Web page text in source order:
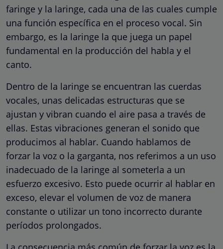
faringe y la laringe, cada una de las cuales cumple
una función específica en el proceso vocal. Sin
embargo, es la laringe la que juega un papel
fundamental en la producción del habla y el
canto.
Dentro de la laringe se encuentran las cuerdas
vocales, unas delicadas estructuras que se
ajustan y vibran cuando el aire pasa a través de
ellas. Estas vibraciones generan el sonido que
producimos al hablar. Cuando hablamos de
forzar la voz o la garganta, nos referimos a un uso
inadecuado de la laringe al someterla a un
esfuerzo excesivo. Esto puede ocurrir al hablar en
exceso, elevar el volumen de voz de manera
constante o utilizar un tono incorrecto durante
períodos prolongados.